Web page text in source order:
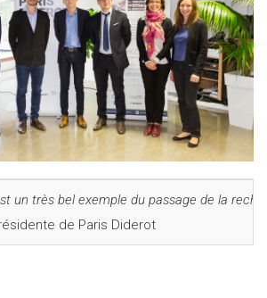
un très bel exemple du passage de la
de Paris Diderot